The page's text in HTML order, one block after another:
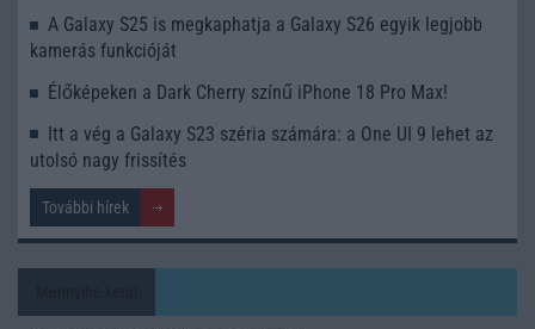
A Galaxy S25 is megkaphatja a Galaxy S26 egyik legjobb
kamerás funkcióját
Élőképeken a Dark Cherry színű iPhone 18 Pro Max!
Itt a vég a Galaxy S23 széria számára: a One UI 9 lehet az
utolsó nagy frissítés
További hírek